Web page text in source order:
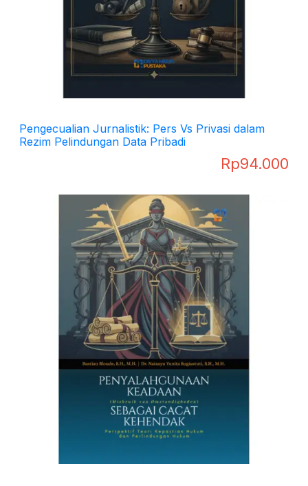
Pengecualian Jurnalistik: Pers Vs Privasi dalam
Rezim Pelindungan Data Pribadi
Rp94.000